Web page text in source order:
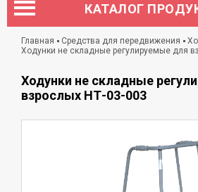
Главная Средства для передвижения
Ходунки не складные регулируемые для
Ходунки не складные
взрослых НТ-03-003
КАТАЛОГ